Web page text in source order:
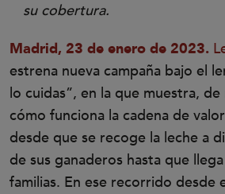
su cobertura.
Madrid, 23 de enero de 2023.
estrena nueva campaña bajo el
lo cuidas”, en la que muestra,
cómo funciona la cadena de
desde que se recoge la leche a
de sus ganaderos hasta que
familias. En ese recorrido desde